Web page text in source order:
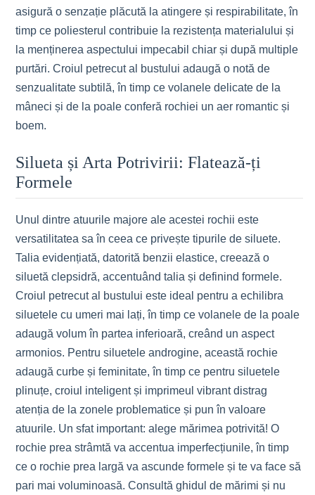
asigură o senzație plăcută la atingere și respirabilitate, în
timp ce poliesterul contribuie la rezistența materialului și
la menținerea aspectului impecabil chiar și după multiple
purtări. Croiul petrecut al bustului adaugă o notă de
senzualitate subtilă, în timp ce volanele delicate de la
mâneci și de la poale conferă rochiei un aer romantic și
boem.
Silueta și Arta Potrivirii: Flatează-ți
Formele
Unul dintre atuurile majore ale acestei rochii este
versatilitatea sa în ceea ce privește tipurile de siluete.
Talia evidențiată, datorită benzii elastice, creează o
siluetă clepsidră, accentuând talia și definind formele.
Croiul petrecut al bustului este ideal pentru a echilibra
siluetele cu umeri mai lați, în timp ce volanele de la poale
adaugă volum în partea inferioară, creând un aspect
armonios. Pentru siluetele androgine, această rochie
adaugă curbe și feminitate, în timp ce pentru siluetele
plinuțe, croiul inteligent și imprimeul vibrant distrag
atenția de la zonele problematice și pun în valoare
atuurile. Un sfat important: alege mărimea potrivită! O
rochie prea strâmtă va accentua imperfecțiunile, în timp
ce o rochie prea largă va ascunde formele și te va face să
pari mai voluminoasă. Consultă ghidul de mărimi și nu